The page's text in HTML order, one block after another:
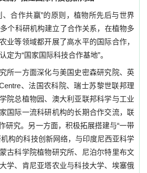
、合作共赢”的原则，植物所先后与世界
多个科研机构建立了合作关系，在植物多
业等领域都开展了高水平的国际合作，
定为“国家国际科技合作基地”。
所一方面深化与美国史密森研究院、英
、法国农科院、瑞士苏黎世联邦理
院总植物园、澳大利亚联邦科学与工业
国际一流科研机构的长期合作交流，联
研究。另一方面，积极拓展搭建与“一带
构的科技创新网络，与印度尼西亚科学
古科学院植物研究所、尼泊尔特里布文
学、肯尼亚塔农业与科技大学、埃塞俄